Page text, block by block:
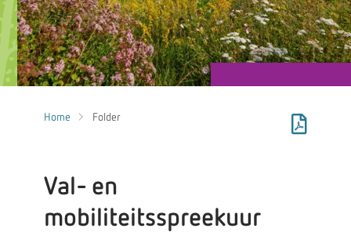
Home Folder
Val- en
mobiliteitsspreekuur